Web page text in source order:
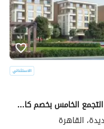
شقه للبيع 115 متر في كمبوند تاج سيتي في التجمع الخامس بخصم كاش مميز او قسط علي 12 سنه 1.5 % مقدم | برايم لوكيشن Taj city - New Cairo
القاهرة